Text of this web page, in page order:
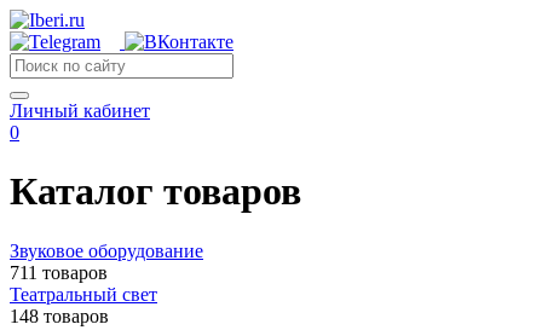
Личный кабинет
0
Каталог товаров
Звуковое оборудование
711 товаров
Театральный свет
148 товаров